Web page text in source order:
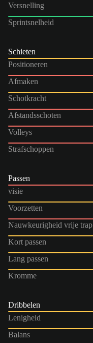
Versnelling
Sprintsnelheid
Schieten
Positioneren
Afmaken
Schotkracht
Afstandsschoten
Volleys
Strafschoppen
Passen
visie
Voorzetten
Nauwkeurigheid vrije trap
Kort passen
Lang passen
Kromme
Dribbelen
Lenigheid
Balans